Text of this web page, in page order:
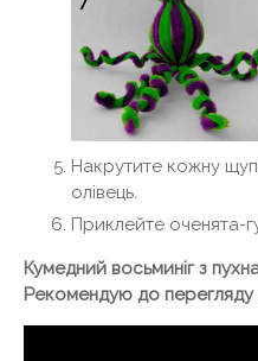
Накрутите кожну
олівець.
Приклейте оченята-
Кумедний восьминіг з
Рекомендую до перегляду